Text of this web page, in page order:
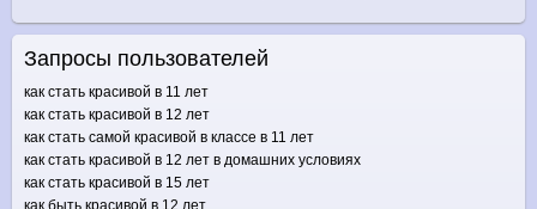
Запросы пользователей
как стать красивой в 11 лет
как стать красивой в 12 лет
как стать самой красивой в классе в 11 лет
как стать красивой в 12 лет в домашних условиях
как стать красивой в 15 лет
как быть красивой в 12 лет